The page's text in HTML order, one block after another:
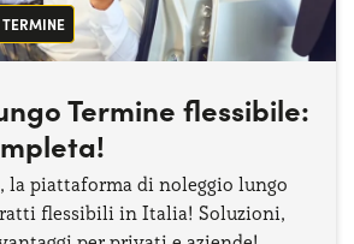
Termine flessibile:
la piattaforma di noleggio lungo
flessibili in Italia! Soluzioni,